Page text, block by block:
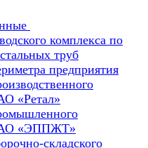
комплекса по
труб
предприятия
«Ретал»
АО «ЭППЖТ»
складского